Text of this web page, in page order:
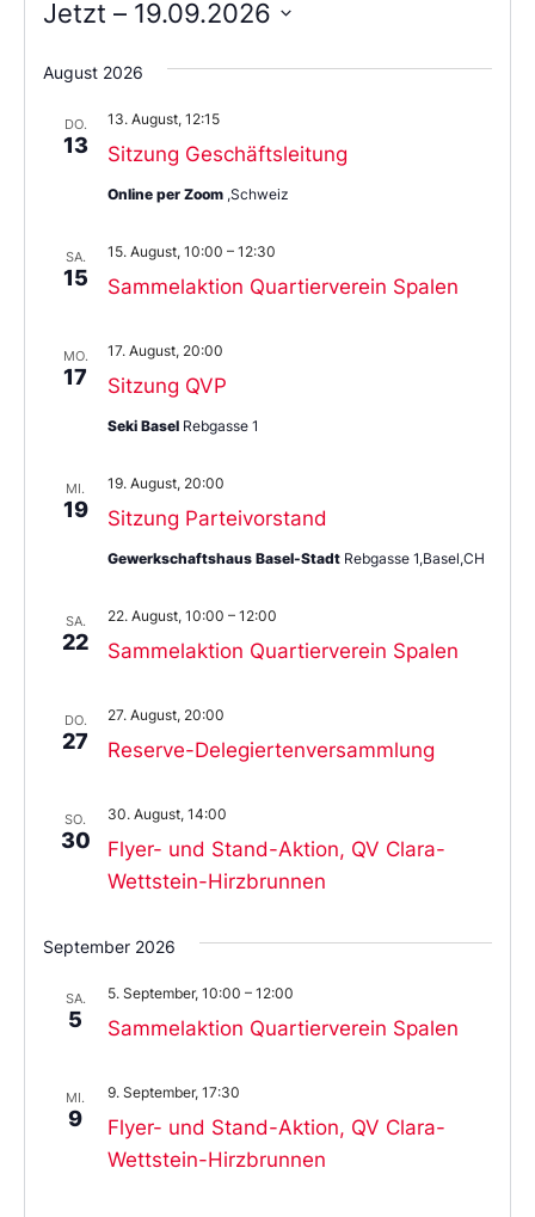
Jetzt – 19.09.2026
Sie
das
aus.
August 2026
DO.
13 Sitzung Geschäftsleitung
13. August, 12:15
Online per Zoom ,Schweiz
SA.
15 Sammelaktion Quartierverein Spalen
15. August, 10:00 – 12:30
MO.
17 Sitzung QVP
17. August, 20:00
Seki Basel Rebgasse 1
MI.
19 Sitzung Parteivorstand
19. August, 20:00
Gewerkschaftshaus Basel-Stadt Rebgasse 1,Basel,CH
SA.
22 Sammelaktion Quartierverein Spalen
22. August, 10:00 – 12:00
DO.
27 Reserve-Delegiertenversammlung
27. August, 20:00
SO.
30
Flyer- und Stand-Aktion, QV Clara-
Wettstein-Hirzbrunnen
30. August, 14:00
September 2026
SA.
5 Sammelaktion Quartierverein Spalen
5. September, 10:00 – 12:00
MI.
9
Flyer- und Stand-Aktion, QV Clara-
Wettstein-Hirzbrunnen
9. September, 17:30